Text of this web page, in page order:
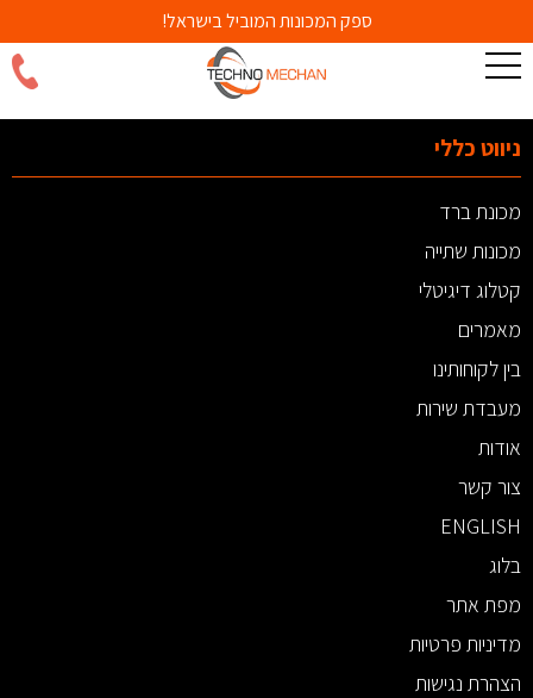
ספק המכונות המוביל בישראל!
ניווט כללי
מכונת ברד
מכונות שתייה
קטלוג דיגיטלי
מאמרים
בין לקוחותינו
מעבדת שירות
אודות
צור קשר
ENGLISH
בלוג
מפת אתר
מדיניות פרטיות
הצהרת נגישות